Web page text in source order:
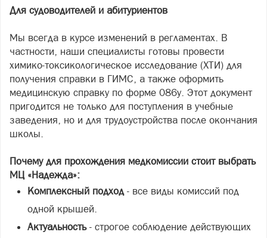
Для судоводителей и абитуриентов
Мы всегда в курсе изменений в регламентах. В
частности, наши специалисты готовы провести
химико-токсикологическое исследование (ХТИ) для
получения справки в ГИМС, а также оформить
медицинскую справку по форме 086у. Этот документ
пригодится не только для поступления в учебные
заведения, но и для трудоустройства после окончания
школы.
Почему для прохождения медкомиссии стоит выбрать
МЦ «Надежда»:
Комплексный подход- все виды комиссий под
одной крышей.
Актуальность - строгое соблюдение действующих